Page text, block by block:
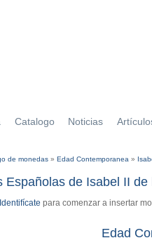
Catalogo Noticias
de monedas » Edad Contemporanea »
Españolas de Isabel II
Identifícate para comenzar a insertar
Edad